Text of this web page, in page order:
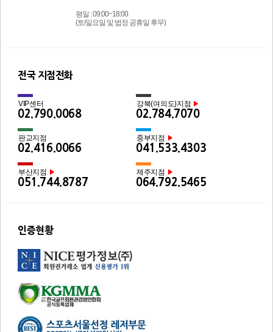
평일 : 09:00~18:00
(토/일요일 및 법정 공휴일 후무)
전국 지점전화
VIP센터
02.790.0068
강북(여의도)지점 ▶
02.784.7070
판교지점
02.416.0066
중부지점 ▶
041.533.4303
부산지점 ▶
051.744.8787
제주지점 ▶
064.792.5465
인증현황